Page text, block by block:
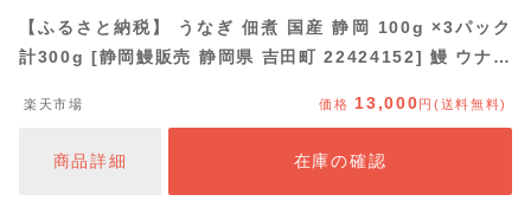
【ふるさと納税】 うなぎ 佃煮 国産 静岡 100g ×3パック
計300g [静岡鰻販売 静岡県 吉田町 22424152] 鰻 ウナギ
冷凍 ◎
楽天市場 価格 13,000円(送料無料)
商品詳細 在庫の確認